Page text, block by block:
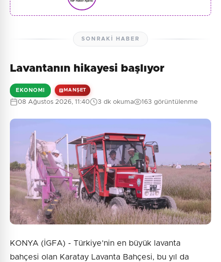
SONRAKI HABER
Lavantanın hikayesi başlıyor
EKONOMI MANŞET
08 Ağustos 2026, 11:40 3 dk okuma 163 görüntülenme
KONYA (İGFA) - Türkiye’nin en büyük lavanta
bahçesi olan Karatay Lavanta Bahçesi, bu yıl da